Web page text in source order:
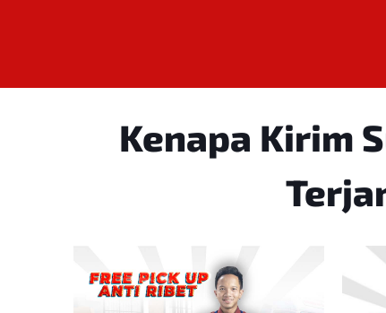
Kenapa Kirim